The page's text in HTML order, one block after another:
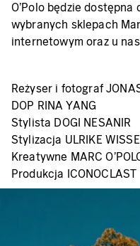
O'Polo będzie dostępna
wybranych sklepach
internetowym oraz u
Reżyser i fotograf
DOP RINA YANG
Stylista DOGI NESANIR
Stylizacja ULRIKE
Kreatywne MARC
Produkcja ICONOCLAST